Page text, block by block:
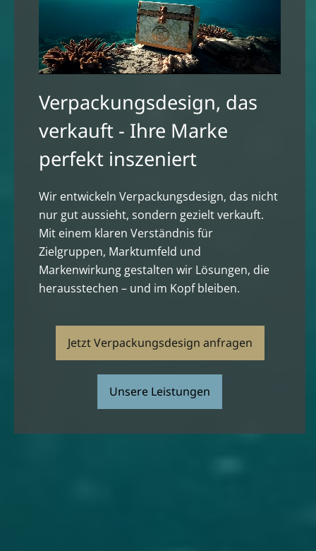
Verpackungsdesign, das
verkauft - Ihre Marke
perfekt inszeniert
Wir entwickeln Verpackungsdesign, das nicht
nur gut aussieht, sondern gezielt verkauft.
Mit einem klaren Verständnis für
Zielgruppen, Marktumfeld und
Markenwirkung gestalten wir Lösungen, die
herausstechen – und im Kopf bleiben.
Jetzt Verpackungsdesign anfragen
Unsere Leistungen